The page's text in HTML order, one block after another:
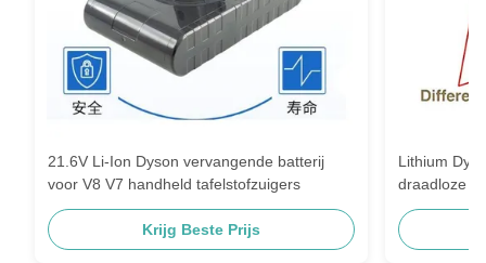
21.6V Li-Ion Dyson vervangende batterij
voor V8 V7 handheld tafelstofzuigers
Krijg Beste Prijs
Lithium
draadloze